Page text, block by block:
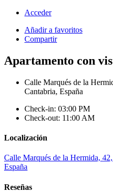
Acceder
Añadir a favoritos
Compartir
Apartamento con
Calle Marqués de la
Cantabria, España
Check-in: 03:00 PM
Check-out: 11:00 AM
Localización
Calle Marqués de la Hermida,
España
Reseñas